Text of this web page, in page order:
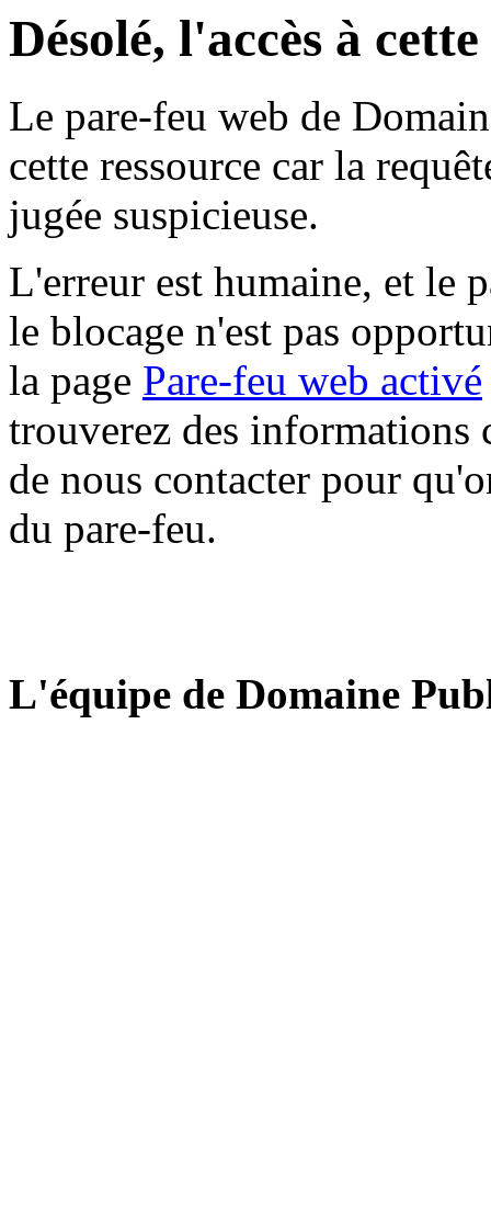
Désolé, l'accès à
Le pare-feu web de
cette ressource car la
jugée suspicieuse.
L'erreur est humaine, et le
le blocage n'est pas
la page Pare-feu web activé
trouverez des informations
de nous contacter pour
du pare-feu.
L'équipe de Domaine